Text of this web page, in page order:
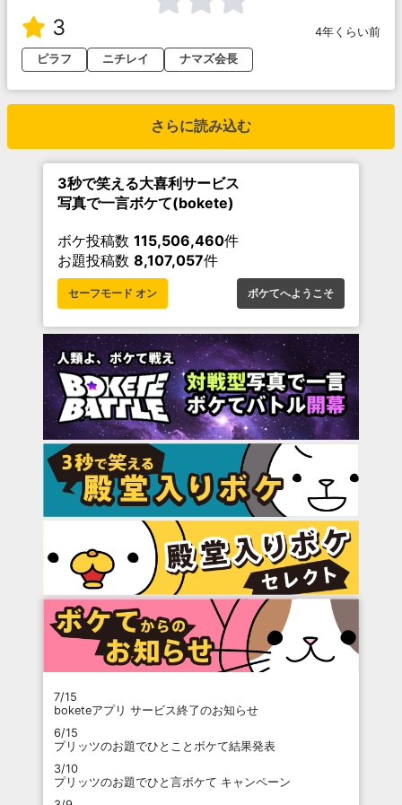
3
4年くらい前
ピラフ
ニチレイ ナマズ会長
さらに読み込む
3秒で笑える大喜利サービス
写真で一言ボケて(bokete)
ボケ投稿数 115,506,460件
お題投稿数 8,107,057件
セーフモード オン ボケてへようこそ
7/15
boketeアプリ サービス終了のお知らせ
6/15
プリッツのお題でひとことボケて結果発表
3/10
プリッツのお題でひと言ボケて キャンペーン